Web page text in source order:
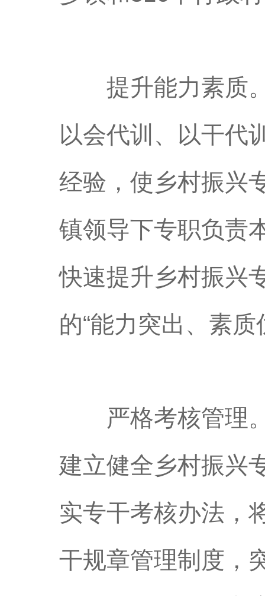
提升能力素质。
以会代训、以干代
经验，使乡村振兴
镇领导下专职负责
快速提升乡村振兴
的“能力突出、素
严格考核管理。
建立健全乡村振兴
实专干考核办法，
干规章管理制度，